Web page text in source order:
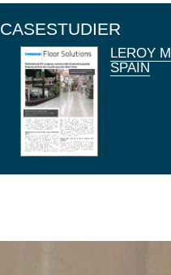
CASESTUDIER
LEROY
SPAIN